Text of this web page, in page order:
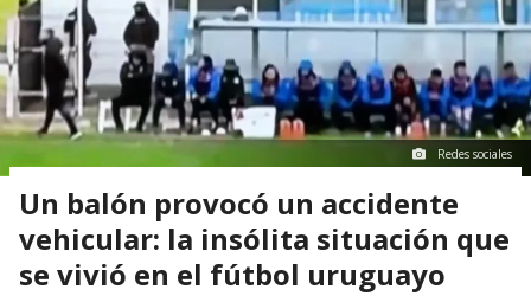
Redes sociales
Un balón provocó un accidente
vehicular: la insólita situación que
se vivió en el fútbol uruguayo